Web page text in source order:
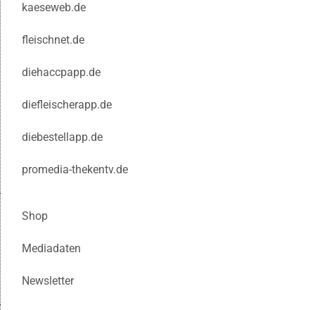
kaeseweb.de
fleischnet.de
diehaccpapp.de
diefleischerapp.de
diebestellapp.de
promedia-thekentv.de
Shop
Mediadaten
Newsletter